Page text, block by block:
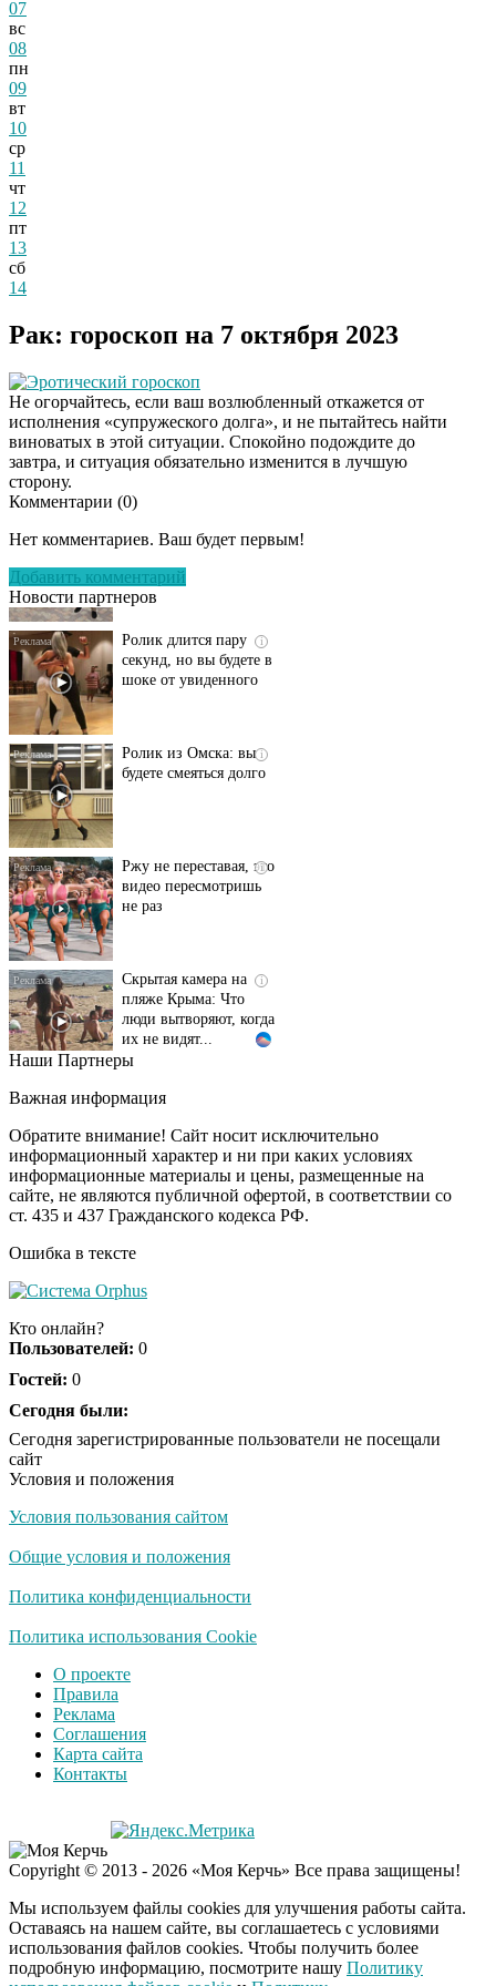
07
вс
08
пн
09
вт
10
ср
11
чт
12
пт
13
сб
14
Рак: гороскоп на 7 октября 2023
Эротический гороскоп
Не огорчайтесь, если ваш возлюбленный откажется от
исполнения «супружеского долга», и не пытайтесь найти
виноватых в этой ситуации. Спокойно подождите до
завтра, и ситуация обязательно изменится в лучшую
сторону.
Комментарии (0)
Нет комментариев. Ваш будет первым!
Добавить комментарий
Новости партнеров
Этот танец невесты
Пересмотрела 10 раз
секунд, но вы будете в
шоке от увиденного
будете смеяться долго
видео пересмотришь
не раз
пляже Крыма: Что
люди вытворяют, когда
их не видят...
Ролик длится
смеяться вы будете
i
Королева вагона
отожгла! Видео не
оставит равнодушным
Наши Партнеры
Важная информация
Обратите внимание! Сайт носит исключительно
информационный характер и ни при каких условиях
информационные материалы и цены, размещенные на
сайте, не являются публичной офертой, в соответствии со
ст. 435 и 437 Гражданского кодекса РФ.
Ошибка в тексте
Кто онлайн?
Пользователей: 0
Гостей: 0
Сегодня были:
Сегодня зарегистрированные пользователи не посещали
сайт
Условия и положения
Условия пользования сайтом
Общие условия и положения
Политика конфиденциальности
Политика использования Cookie
О проекте
Правила
Реклама
Соглашения
Карта сайта
Контакты
Copyright © 2013 - 2026 «Моя Керчь» Все права защищены!
Мы используем файлы cookies для улучшения работы сайта.
Оставаясь на нашем сайте, вы соглашаетесь с условиями
использования файлов cookies. Чтобы получить более
подробную информацию, посмотрите нашу Политику